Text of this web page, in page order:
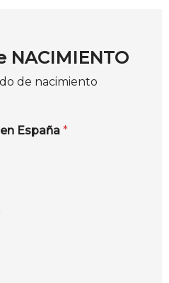
NACIMIENTO
de nacimiento
España *